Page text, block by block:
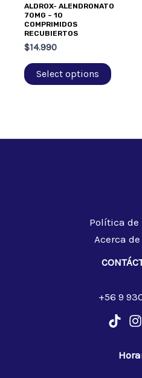
ALDROX- ALENDRONATO
70MG – 10
COMPRIMIDOS
RECUBIERTOS
$14.990
Select options
Política de
Acerca
+56 9